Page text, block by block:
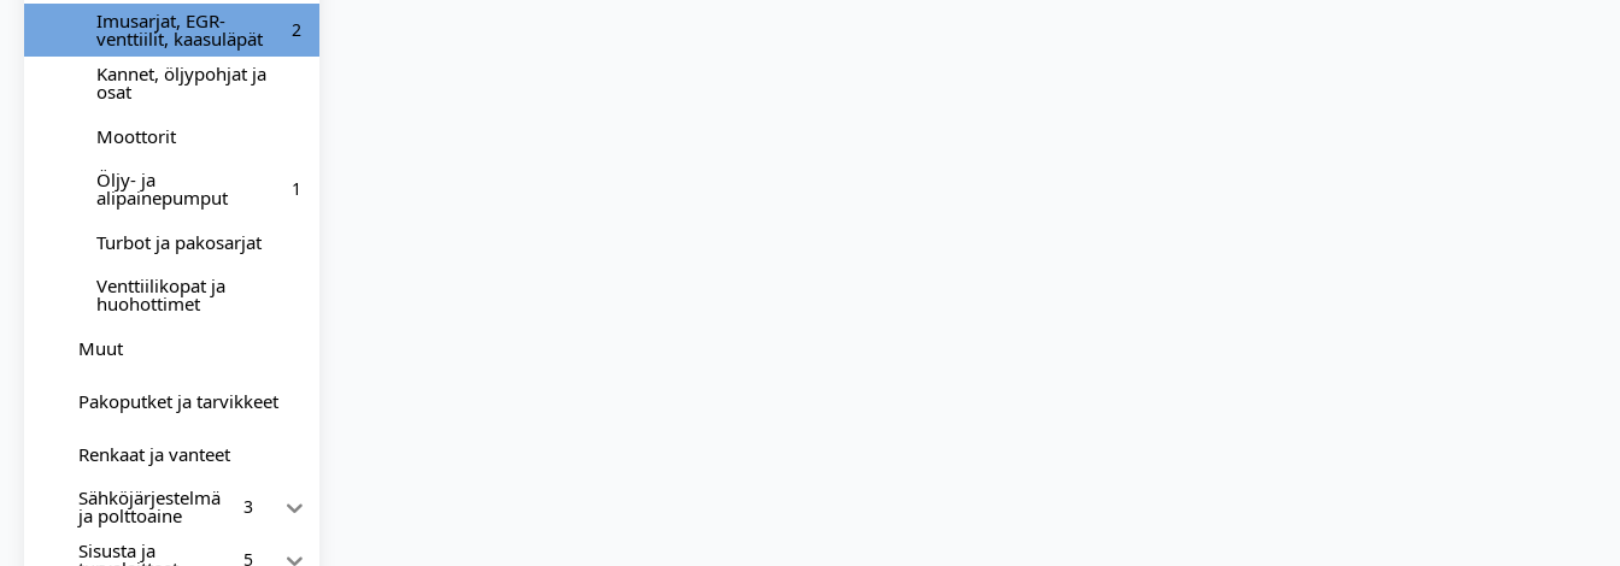
Imusarjat, EGR-
venttiilit, kaasuläpät 2
Kannet, öljypohjat ja
osat
Moottorit
Öljy- ja
alipainepumput 1
Turbot ja pakosarjat
Venttiilikopat ja
huohottimet
Muut
Pakoputket ja tarvikkeet
Renkaat ja vanteet
Sähköjärjestelmä
ja polttoaine 3
Sisusta ja 5